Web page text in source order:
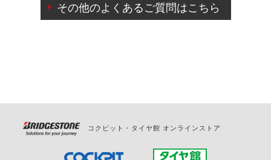
ご来店予約日の3営業日前を過ぎている場合のご予約
の日時変更につきましては、直接ご予約の店舗まで
その他のよくあるご質問はこちら
コクピット・タイヤ館 オンラインストア